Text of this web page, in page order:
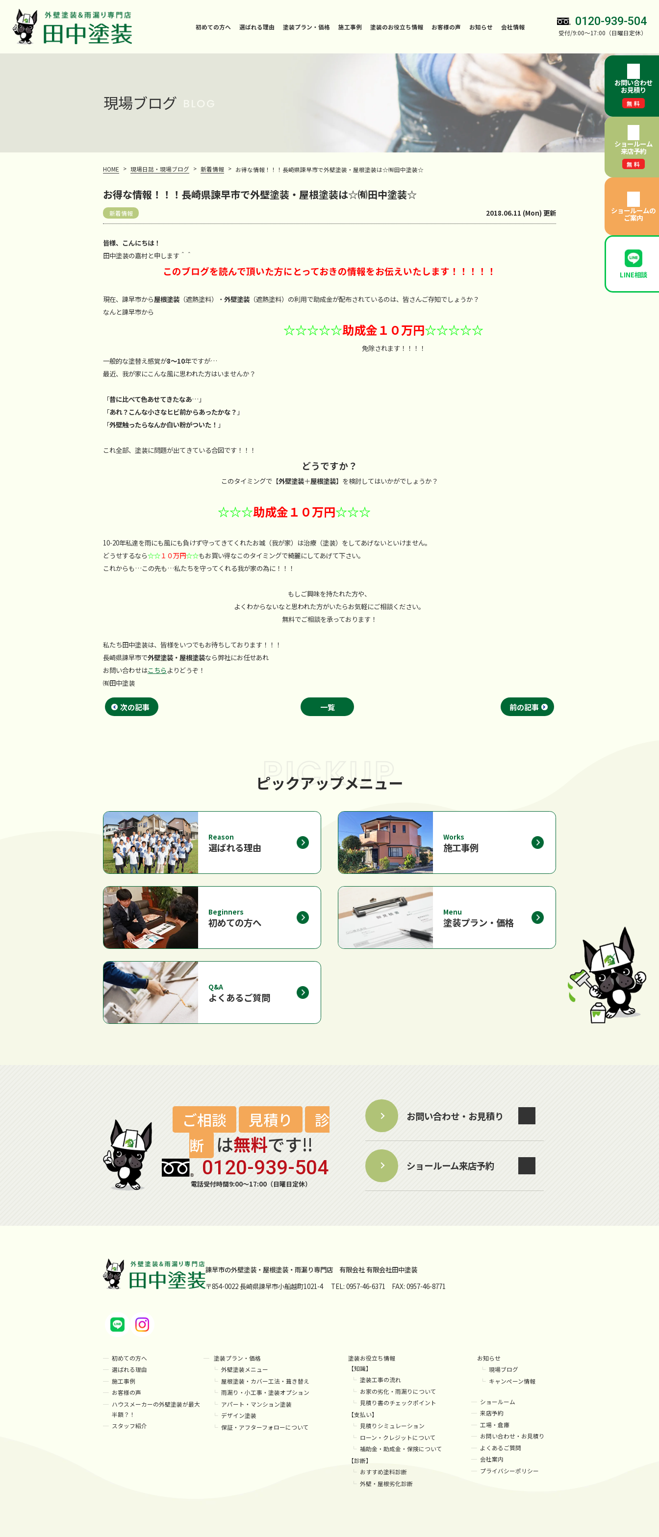
初めての方へ 選ばれる理由 塗装プラン・価格 施工事例 塗装のお役立ち情報 お客様の声 お知らせ 会社情報 0120-939-504
受付/9:00～17:00（日曜日定休）
現場ブログ
HOME > 現場日誌・現場ブログ > 新着情報 > お得な情報！！！長崎県諫早市で外壁塗装・屋根塗装は☆㈲田中塗装☆
お得な情報！！！長崎県諫早市で外壁塗装・屋根塗装は☆㈲田中塗装☆
新着情報 2018.06.11 (Mon) 更新
皆様、こんにちは！
田中塗装の嘉村と申します＾＾
このブログを読んで頂いた方にとっておきの情報をお伝えいたします！！！！！
現在、諫早市から屋根塗装 （遮熱塗料）・ 外壁塗装 （遮熱塗料）の利用で助成金が配布されているのは、皆さんご存知でしょうか？
なんと諫早市から
☆☆☆☆☆助成金１０万円☆☆☆☆☆
免除されます！！！！
一般的な塗替え感覚が8～10年ですが…
最近、我が家にこんな風に思われた方はいませんか？
「昔に比べて色あせてきたなあ…」
「あれ？こんな小さなヒビ前からあったかな？ 」
「外壁触ったらなんか白い粉がついた！ 」
これ全部、塗装に問題が出てきている合図です！！！
どうですか？
このタイミングで【外壁塗装＋屋根塗装】を検討してはいかがでしょうか？
☆☆☆助成金１０万円☆☆☆
10-20年私達を雨にも風にも負けず守ってきてくれたお城（我が家）は治療（塗装）をしてあげないといけません。
どうせするなら☆☆１０万円☆☆もお買い得なこのタイミングで綺麗にしてあげて下さい。
これからも…この先も…私たちを守ってくれる我が家の為に！！！
もしご興味を持たれた方や、
よくわからないなと思われた方がいたらお気軽にご相談ください。
無料でご相談を承っております！
私たち田中塗装は、皆様をいつでもお待ちしております！！！
長崎県諫早市で外壁塗装・屋根塗装なら弊社にお任せあれ
お問い合わせはこちら よりどうぞ！
㈲田中塗装
次の記事 一覧 前の記事
PICKUP
ピックアップメニュー
Reason
選ばれる理由
Works
施工事例
Beginners
初めての方へ
Menu
塗装プラン・価格
Q&A
よくあるご質問
ご相談 見積り
診
断
は無料です!!
0120-939-504
電話受付時間9:00～17:00（日曜日定休）
お問い合わせ・お見積り
ショールーム来店予約
お問い合わせ
お見積り
無料
ショールーム
来店予約
無料
ショールームの
ご案内
LINE相談
諫早市の外壁塗装・屋根塗装・雨漏り専門店有限会社 有限会社田中塗装
〒854-0022 長崎県諫早市小船越町1021-4 TEL: 0957-46-6371 FAX: 0957-46-8771
初めての方へ
選ばれる理由
施工事例
お客様の声
ハウスメーカーの外壁塗装が最大
半額？！
スタッフ紹介
塗装プラン・価格
外壁塗装メニュー
屋根塗装・カバー工法・葺き替え
雨漏り・小工事・塗装オプション
アパート・マンション塗装
デザイン塗装
保証・アフターフォローについて
塗装お役立ち情報
【知識】
塗装工事の流れ
お家の劣化・雨漏りについて
見積り書のチェックポイント
【支払い】
見積りシミュレーション
ローン・クレジットについて
補助金・助成金・保険について
【診断】
おすすめ塗料診断
外壁・屋根劣化診断
お知らせ
現場ブログ
キャンペーン情報
ショールーム
来店予約
工場・倉庫
お問い合わせ・お見積り
よくあるご質問
会社案内
プライバシーポリシー